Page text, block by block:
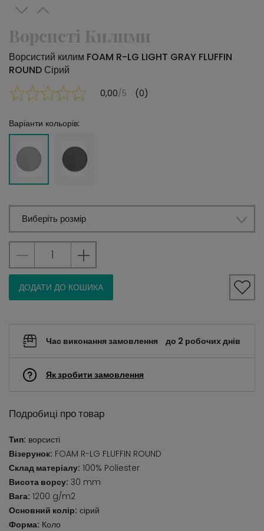
Ворсисті Килими
Ворсистий килим FOAM R-LG LIGHT GRAY FLUFFIN
ROUND Сірий
0,00/5 (0)
Варіанти кольорів:
Виберіть розмір
ДОДАТИ ДО КОШИКА
Час виконання замовлення до 2 робочих днів
Як зробити замовлення
Подробиці про товар
Тип: ворсисті
Візерунок: FOAM R-LG FLUFFIN ROUND
Склад матеріалу: 100% Poliester
Висота ворсу: 30 mm
Вага: 1200 g/m2
Основний колір: сірий
Форма: Коло